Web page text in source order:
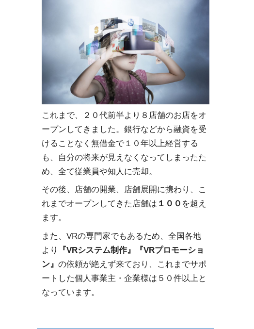
これまで、２０代前半より８店舗のお店をオ
ープンしてきました。銀行などから融資を受
けることなく無借金で１０年以上経営する
も、自分の将来が見えなくなってしまったた
め、全て従業員や知人に売却。
その後、店舗の開業、店舗展開に携わり、こ
れまでオープンしてきた店舗は １００ を超え
ます。
また、VRの専門家でもあるため、全国各地
より
『VRシステム制作』『VRプロモーショ
ン』の依頼が絶えず来ており、これまでサポ
ートした個人事業主・企業様は５０件以上と
なっています。